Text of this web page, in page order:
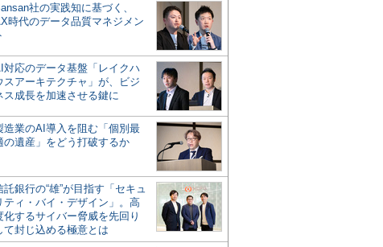
社の実践知に基づく、
時代のデータ品質マネジメン
対応のデータ基盤「レイクハ
スアーキテクチャ」が、ビジ
ス成長を加速させる鍵に
造業のAI導入を阻む「個別最
の遺産」をどう打破するか
託銀行の“雄”が目指す「セキュ
ティ・バイ・デザイン」。高
化するサイバー脅威を先回り
て封じ込める極意とは